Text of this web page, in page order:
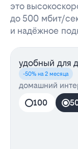
это
до 500 мбит/
и надёжное
удобный для
-50% на 2 месяца
домашний
100